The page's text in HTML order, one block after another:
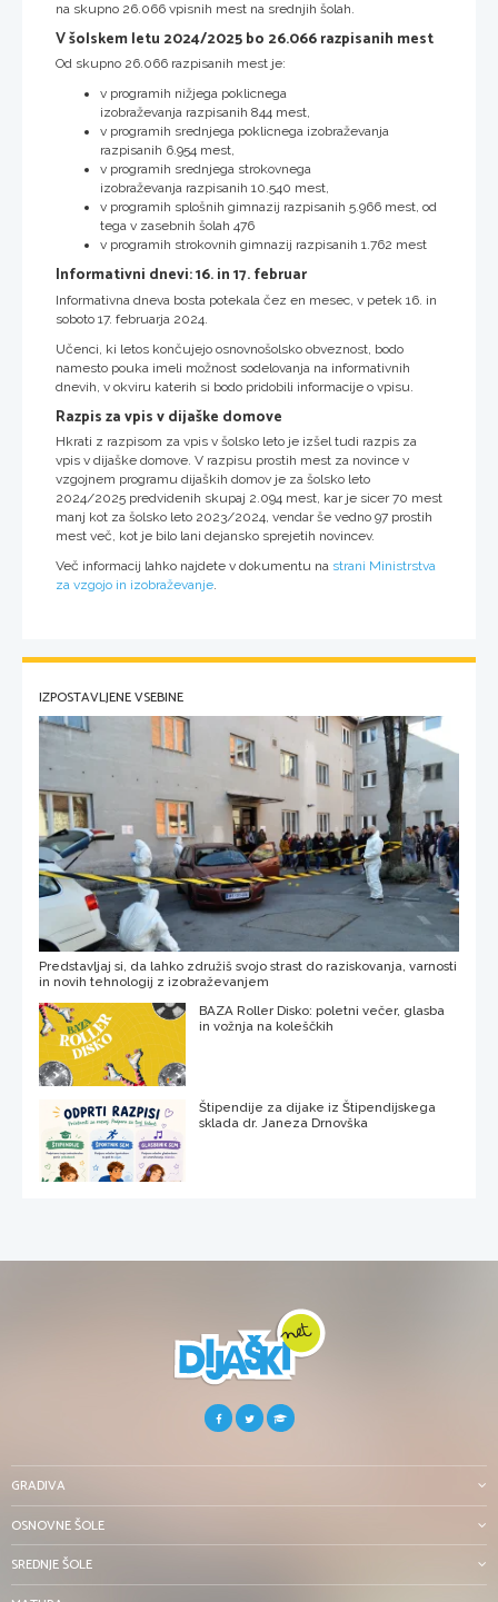
na skupno 26.066 vpisnih mest na srednjih šolah.
V šolskem letu 2024/2025 bo 26.066 razpisanih mest
Od skupno 26.066 razpisanih mest je:
v programih nižjega poklicnega
izobraževanja razpisanih 844 mest,
v programih srednjega poklicnega izobraževanja
razpisanih 6.954 mest,
v programih srednjega strokovnega
izobraževanja razpisanih 10.540 mest,
v programih splošnih gimnazij razpisanih 5.966 mest, od
tega v zasebnih šolah 476
v programih strokovnih gimnazij razpisanih 1.762 mest
Informativni dnevi: 16. in 17. februar
Informativna dneva bosta potekala čez en mesec, v petek 16. in
soboto 17. februarja 2024.
Učenci, ki letos končujejo osnovnošolsko obveznost, bodo
namesto pouka imeli možnost sodelovanja na informativnih
dnevih, v okviru katerih si bodo pridobili informacije o vpisu.
Razpis za vpis v dijaške domove
Hkrati z razpisom za vpis v šolsko leto je izšel tudi razpis za
vpis v dijaške domove. V razpisu prostih mest za novince v
vzgojnem programu dijaških domov je za šolsko leto
2024/2025 predvidenih skupaj 2.094 mest, kar je sicer 70 mest
manj kot za šolsko leto 2023/2024, vendar še vedno 97 prostih
mest več, kot je bilo lani dejansko sprejetih novincev.
Več informacij lahko najdete v dokumentu na strani Ministrstva
za vzgojo in izobraževanje.
IZPOSTAVLJENE VSEBINE
Predstavljaj si, da lahko združiš svojo strast do raziskovanja, varnosti
in novih tehnologij z izobraževanjem
BAZA Roller Disko: poletni večer, glasba
in vožnja na koleščkih
Štipendije za dijake iz Štipendijskega
sklada dr. Janeza Drnovška
GRADIVA
OSNOVNE ŠOLE
SREDNJE ŠOLE